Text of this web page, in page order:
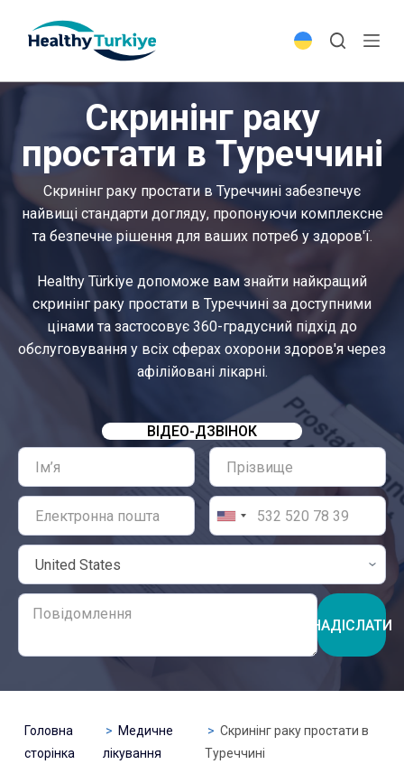
p
n
Скринінг раку
простати в Туреччині
Скринінг раку простати в Туреччині забезпечує
найвищі стандарти догляду, пропонуючи комплексне
та безпечне рішення для ваших потреб у здоров'ї.
Healthy Türkiye допоможе вам знайти найкращий
скринінг раку простати в Туреччині за доступними
цінами та застосовує 360-градусний підхід до
обслуговування у всіх сферах охорони здоров'я через
афілійовані лікарні.
ВІДЕО-ДЗВІНОК
НАДІСЛАТИ
Головна
сторінка
Медичне
лікування
Скринінг раку простати в
Туреччині